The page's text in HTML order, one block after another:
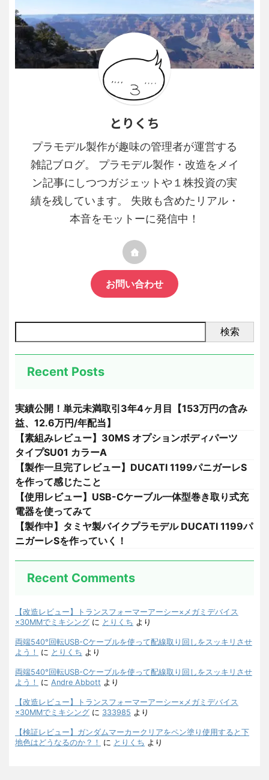
とりくち
プラモデル製作が趣味の管理者が運営する
雑記ブログ。 プラモデル製作・改造をメイ
ン記事にしつつガジェットや１株投資の実
績を残しています。 失敗も含めたリアル・
本音をモットーに発信中！
お問い合わせ
検索
Recent Posts
実績公開！単元未満取引3年4ヶ月目【153万円の含み
益、12.6万円/年配当】
【素組みレビュー】30MS オプションボディパーツ
タイプSU01 カラーA
【製作一旦完了レビュー】DUCATI 1199パニガーレS
を作って感じたこと
【使用レビュー】USB-Cケーブル一体型巻き取り式充
電器を使ってみて
【製作中】タミヤ製バイクプラモデル DUCATI 1199パ
ニガーレSを作っていく！
Recent Comments
【改造レビュー】トランスフォーマーアーシー×メガミデバイス
×30MMでミキシング に とりくち より
両端540°回転USB-Cケーブルを使って配線取り回しをスッキリさせ
よう！
に とりくち より
両端540°回転USB-Cケーブルを使って配線取り回しをスッキリさせ
よう！
に Andre Abbott より
【改造レビュー】トランスフォーマーアーシー×メガミデバイス
×30MMでミキシング に 333985 より
【検証レビュー】ガンダムマーカークリアをペン塗り使用すると下
地色はどうなるのか？！
に とりくち より